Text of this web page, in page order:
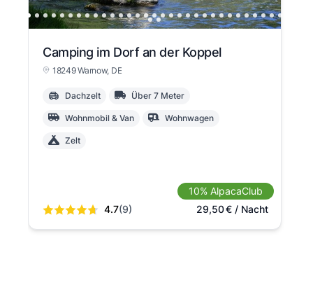
Camping im Dorf an der Koppel
18249 Warnow, DE
Dachzelt Über 7 Meter
Wohnmobil & Van Wohnwagen
Zelt
4.7(9)
10% AlpacaClub
29,50€/ Nacht